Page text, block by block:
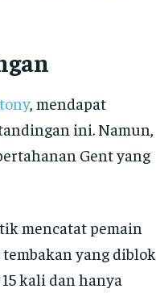
, mendapat
ini. Namun,
Gent yang
mencatat pemain
yang diblok
kali dan hanya